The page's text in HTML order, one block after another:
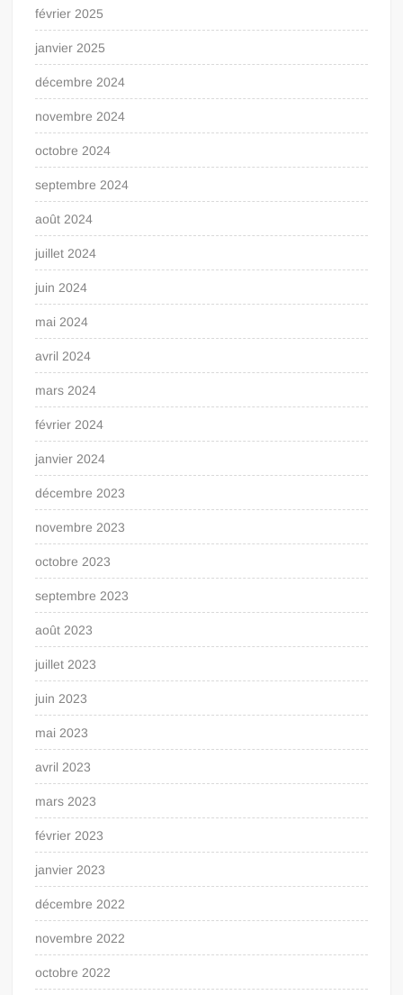
février 2025
janvier 2025
décembre 2024
novembre 2024
octobre 2024
septembre 2024
août 2024
juillet 2024
juin 2024
mai 2024
avril 2024
mars 2024
février 2024
janvier 2024
décembre 2023
novembre 2023
octobre 2023
septembre 2023
août 2023
juillet 2023
juin 2023
mai 2023
avril 2023
mars 2023
février 2023
janvier 2023
décembre 2022
novembre 2022
octobre 2022